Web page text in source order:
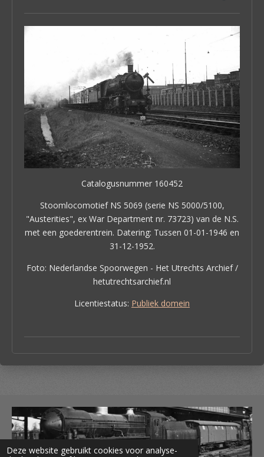
Deze website gebruikt cookies voor analyse-
Catalogusnummer 160452
Stoomlocomotief NS 5069 (serie NS 5000/5100,
"Austerities", ex War Department nr. 73723) van de N.S.
met een goederentrein. Datering: Tussen 01-01-1946 en
31-12-1952.
Foto: Nederlandse Spoorwegen - Het Utrechts Archief /
hetutrechtsarchief.nl
Licentiestatus: Publiek domein